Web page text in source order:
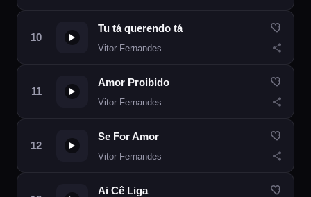
Tu tá querendo tá
Vitor Fernandes
Amor Proibido
Vitor Fernandes
Se For Amor
Vitor Fernandes
Ai Cê Liga